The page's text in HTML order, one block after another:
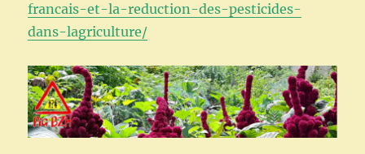
francais-et-la-reduction-des-pesticides-
dans-lagriculture/